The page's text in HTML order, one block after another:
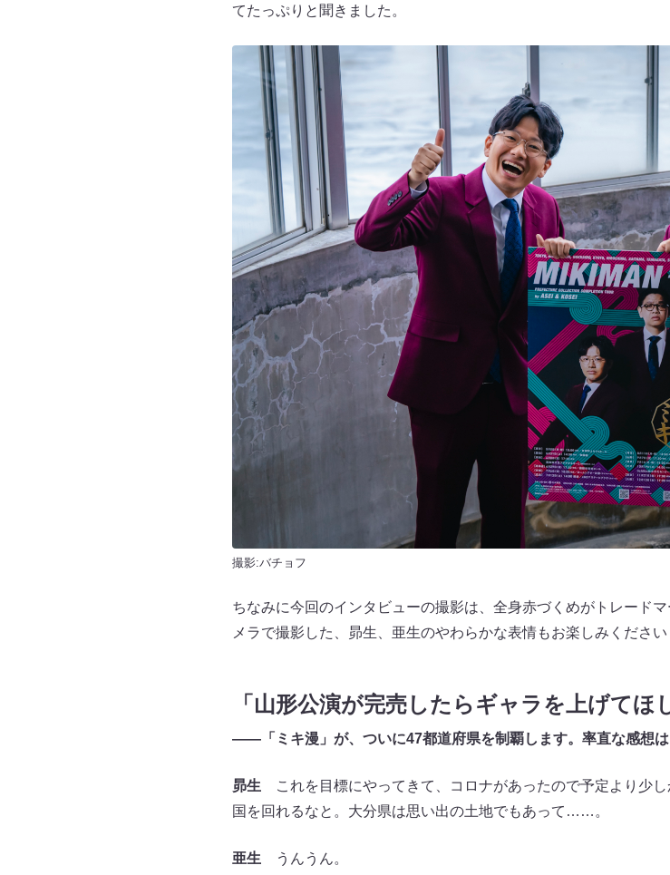
てたっぷりと聞きました。
撮影:バチョフ
ちなみに今回のインタビューの撮影は、全身赤づくめがトレード
メラで撮影した、昴生、亜生のやわらかな表情もお楽しみください
「山形公演が完売したらギャラを上げてほ
――「ミキ漫」が、ついに47都道府県を制覇します。率直な感想は
昴生 これを目標にやってきて、コロナがあったので予定より少
国を回れるなと。大分県は思い出の土地でもあって……。
亜生 うんうん。